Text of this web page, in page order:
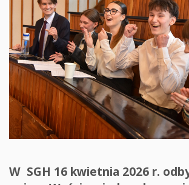
W SGH 16 kwietnia 2026 r.